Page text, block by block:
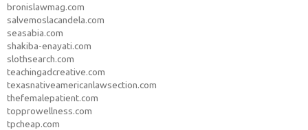
bronislawmag.com
salvemoslacandela.com
seasabia.com
shakiba-enayati.com
slothsearch.com
teachingadcreative.com
texasnativeamericanlawsection.com
thefemalepatient.com
topprowellness.com
tpcheap.com